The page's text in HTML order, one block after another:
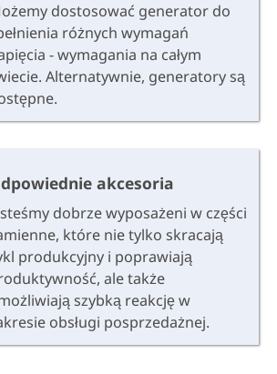
dostosować generator do
różnych wymagań
- wymagania na całym
Alternatywnie, generatory są
akcesoria
dobrze wyposażeni w części
które nie tylko skracają
produkcyjny i poprawiają
ale także
szybką reakcję w
obsługi posprzedażnej.